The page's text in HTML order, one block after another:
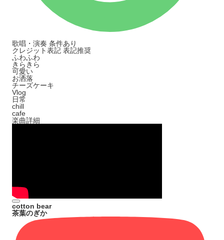
歌唱・演奏 条件あり
クレジット表記 表記推奨
ふわふわ
きらきら
可愛い
お洒落
チーズケーキ
Vlog
日常
chill
cafe
楽曲詳細
cotton bear
茶葉のぎか